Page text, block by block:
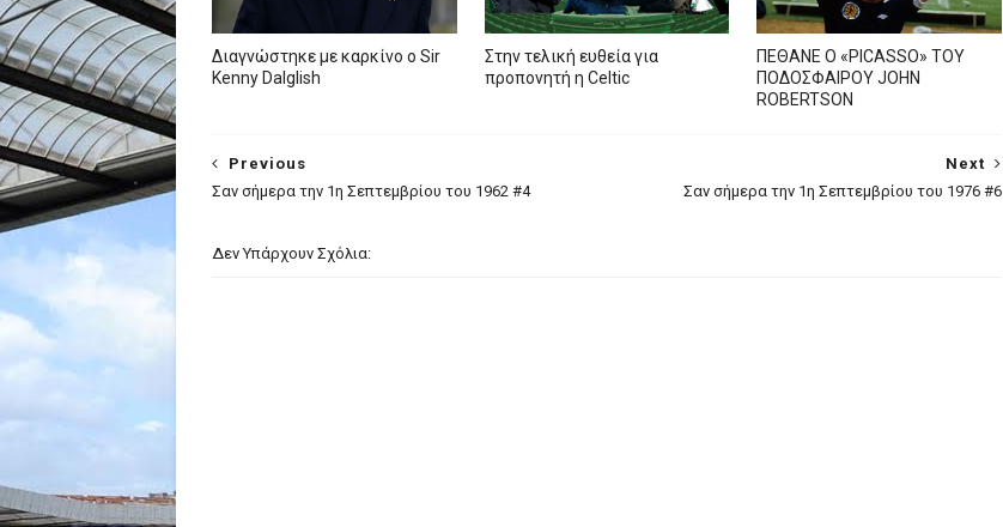
Διαγνώστηκε με καρκίνο ο Sir
Kenny Dalglish
Στην τελική ευθεία για
προπονητή η Celtic
ΠΕΘΑΝΕ Ο «PICASSO» TOY
ΠΟΔΟΣΦΑΙΡΟΥ JOHN
ROBERTSON
Next
Σαν σήμερα την 1η Σεπτεμβρίου του 1976 #6
Previous
Σαν σήμερα την 1η Σεπτεμβρίου του 1962 #4
Δεν Υπάρχουν Σχόλια: